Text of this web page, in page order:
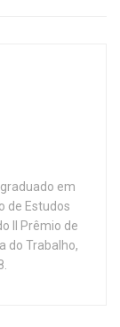
em
de Estudos
II Prêmio de
do Trabalho,